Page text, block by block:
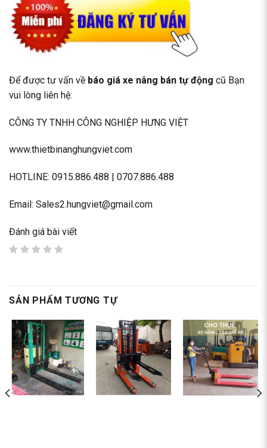
Để được tư vấn về báo giá xe nâng bán tự động cũ Bạn
vui lòng liên hệ:
CÔNG TY TNHH CÔNG NGHIỆP HƯNG VIỆT
www.thietbinanghungviet.com
HOTLINE: 0915.886.488 0707.886.488
Email: Sales2.hungviet@gmail.com
Đánh giá bài viết
SẢN PHẨM TƯƠNG TỰ